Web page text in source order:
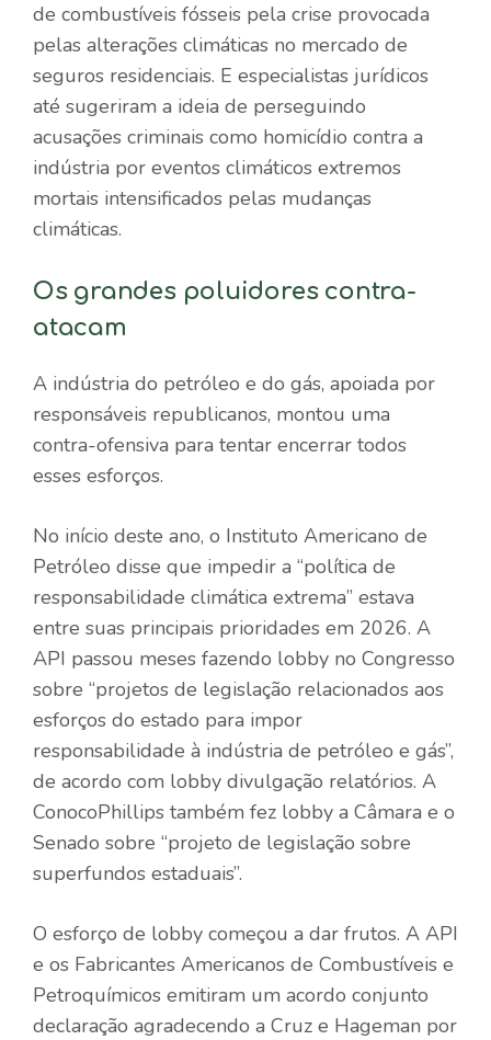
de combustíveis fósseis pela crise provocada
pelas alterações climáticas no mercado de
seguros residenciais. E especialistas jurídicos
até sugeriram a ideia de perseguindo
acusações criminais como homicídio contra a
indústria por eventos climáticos extremos
mortais intensificados pelas mudanças
climáticas.
Os grandes poluidores contra-
atacam
A indústria do petróleo e do gás, apoiada por
responsáveis ​​republicanos, montou uma
contra-ofensiva para tentar encerrar todos
esses esforços.
No início deste ano, o Instituto Americano de
Petróleo disse que impedir a “política de
responsabilidade climática extrema” estava
entre suas principais prioridades em 2026. A
API passou meses fazendo lobby no Congresso
sobre “projetos de legislação relacionados aos
esforços do estado para impor
responsabilidade à indústria de petróleo e gás”,
de acordo com lobby divulgação relatórios. A
ConocoPhillips também fez lobby a Câmara e o
Senado sobre “projeto de legislação sobre
superfundos estaduais”.
O esforço de lobby começou a dar frutos. A API
e os Fabricantes Americanos de Combustíveis e
Petroquímicos emitiram um acordo conjunto
declaração agradecendo a Cruz e Hageman por